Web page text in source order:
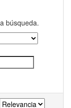
búsqueda.